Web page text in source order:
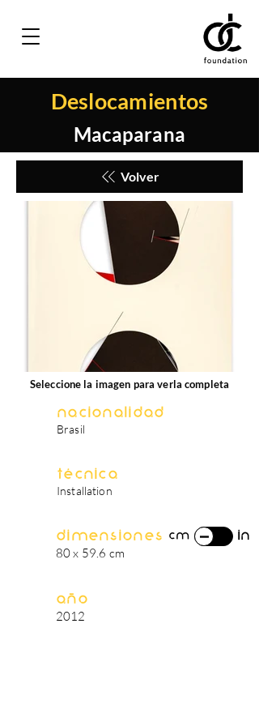
Deslocamientos
Macaparana
Volver
Seleccione la imagen para verla completa
Nacionalidad
Brasil
Técnica
Installation
Dimensiones
80 x 59.6 cm
cm in
Año
2012